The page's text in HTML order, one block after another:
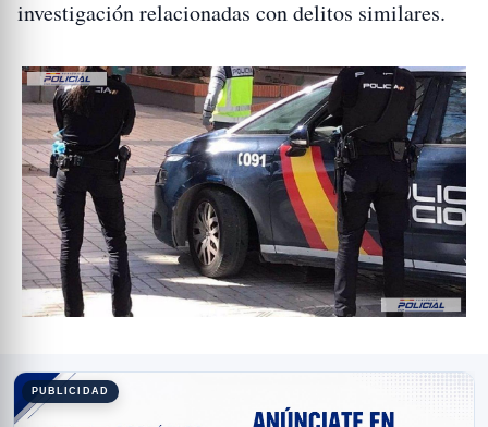
investigación relacionadas con delitos similares.
PUBLICIDAD